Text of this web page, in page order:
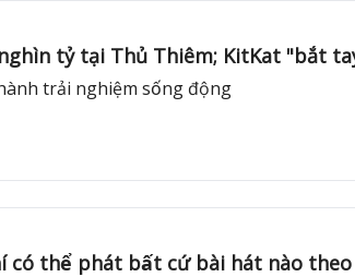
tỷ tại Thủ Thiêm; KitKat "bắt
trải nghiệm sống động
thể phát bất cứ bài hát nào theo